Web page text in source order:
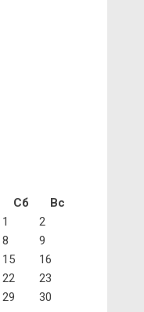
Сб
Вс
1
2
8
9
15
16
22
23
29
30